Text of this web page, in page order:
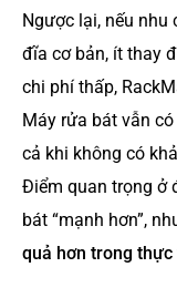
Ngược lại, nếu nhu
đĩa cơ bản, ít thay
chi phí thấp,
Máy rửa bát vẫn
cả khi không có
Điểm quan trọng ở
bát “mạnh hơn”,
quả hơn trong thực